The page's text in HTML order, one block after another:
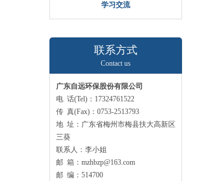
学习交流
联系方式
Contact us
广东自远环保股份有限公司
电 话(Tel)：17324761522
传 真(Fax)：0753-2513793
地 址：广东省梅州市梅县扶大高新区
三葵
联系人：李小姐
邮 箱：mzhbzp@163.com
邮 编：514700